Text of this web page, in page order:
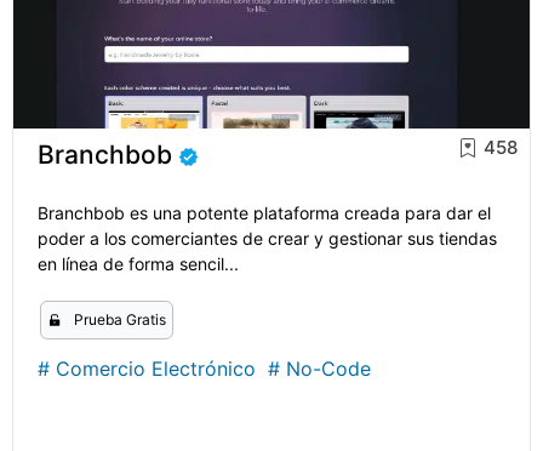
Branchbob 458
Branchbob es una potente plataforma creada para dar el
poder a los comerciantes de crear y gestionar sus tiendas
en línea de forma sencil...
Prueba Gratis
# Comercio Electrónico # No-Code